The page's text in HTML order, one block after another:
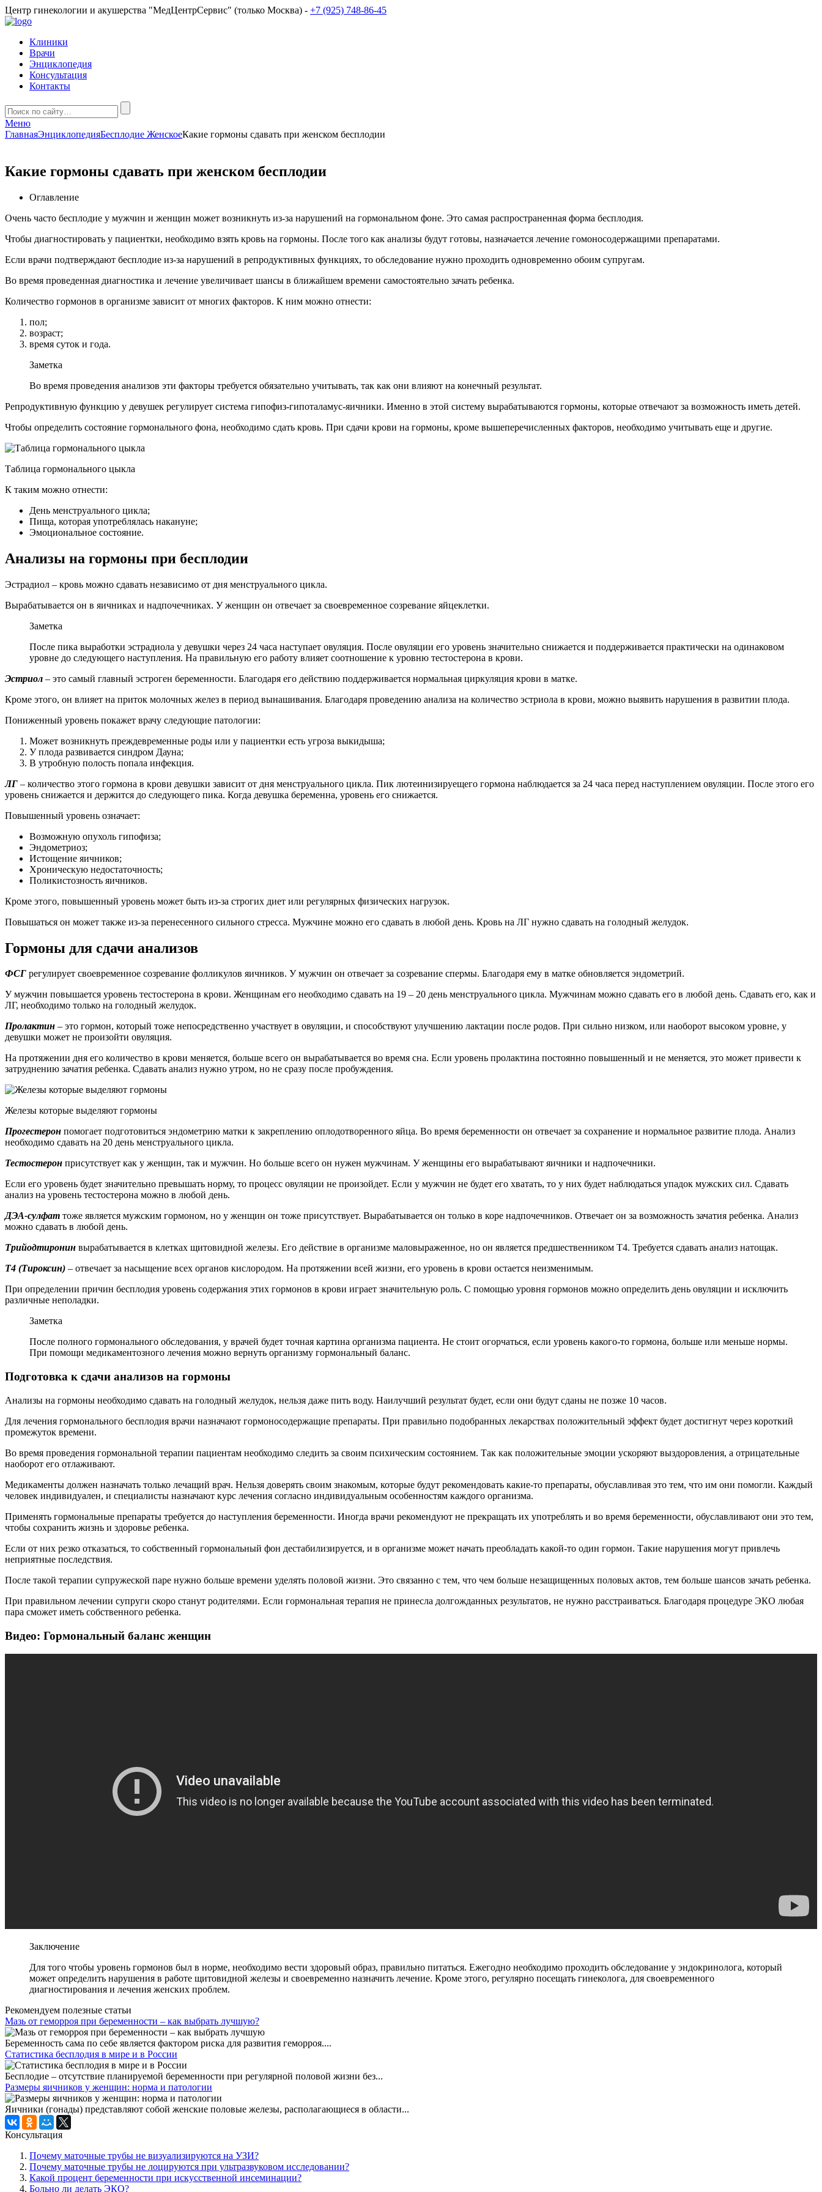
Центр гинекологии и акушерства "МедЦентрСервис" (только Москва) - +7 (925) 748-86-45
Клиники
Врачи
Энциклопедия
Консультация
Контакты
Меню
ГлавнаяЭнциклопедияБесплодие ЖенскоеКакие гормоны сдавать при женском бесплодии
Какие гормоны сдавать при женском бесплодии
Оглавление
Очень часто бесплодие у мужчин и женщин может возникнуть из-за нарушений на гормональном фоне. Это самая распространенная форма бесплодия.
Чтобы диагностировать у пациентки, необходимо взять кровь на гормоны. После того как анализы будут готовы, назначается лечение гомоносодержащими препаратами.
Если врачи подтверждают бесплодие из-за нарушений в репродуктивных функциях, то обследование нужно проходить одновременно обоим супругам.
Во время проведенная диагностика и лечение увеличивает шансы в ближайшем времени самостоятельно зачать ребенка.
Количество гормонов в организме зависит от многих факторов. К ним можно отнести:
пол;
возраст;
время суток и года.
Заметка
Во время проведения анализов эти факторы требуется обязательно учитывать, так как они влияют на конечный результат.
Репродуктивную функцию у девушек регулирует система гипофиз-гипоталамус-яичники. Именно в этой систему вырабатываются гормоны, которые отвечают за возможность иметь детей.
Чтобы определить состояние гормонального фона, необходимо сдать кровь. При сдачи крови на гормоны, кроме вышеперечисленных факторов, необходимо учитывать еще и другие.
Таблица гормонального цыкла
К таким можно отнести:
День менструального цикла;
Пища, которая употреблялась накануне;
Эмоциональное состояние.
Анализы на гормоны при бесплодии
Эстрадиол – кровь можно сдавать независимо от дня менструального цикла.
Вырабатывается он в яичниках и надпочечниках. У женщин он отвечает за своевременное созревание яйцеклетки.
Заметка
После пика выработки эстрадиола у девушки через 24 часа наступает овуляция. После овуляции его уровень значительно снижается и поддерживается практически на одинаковом
уровне до следующего наступления. На правильную его работу влияет соотношение к уровню тестостерона в крови.
Эстриол – это самый главный эстроген беременности. Благодаря его действию поддерживается нормальная циркуляция крови в матке.
Кроме этого, он влияет на приток молочных желез в период вынашивания. Благодаря проведению анализа на количество эстриола в крови, можно выявить нарушения в развитии плода.
Пониженный уровень покажет врачу следующие патологии:
Может возникнуть преждевременные роды или у пациентки есть угроза выкидыша;
У плода развивается синдром Дауна;
В утробную полость попала инфекция.
ЛГ – количество этого гормона в крови девушки зависит от дня менструального цикла. Пик лютеинизируещего гормона наблюдается за 24 часа перед наступлением овуляции. После этого его
уровень снижается и держится до следующего пика. Когда девушка беременна, уровень его снижается.
Повышенный уровень означает:
Возможную опухоль гипофиза;
Эндометриоз;
Истощение яичников;
Хроническую недостаточность;
Поликистозность яичников.
Кроме этого, повышенный уровень может быть из-за строгих диет или регулярных физических нагрузок.
Повышаться он может также из-за перенесенного сильного стресса. Мужчине можно его сдавать в любой день. Кровь на ЛГ нужно сдавать на голодный желудок.
Гормоны для сдачи анализов
ФСГ регулирует своевременное созревание фолликулов яичников. У мужчин он отвечает за созревание спермы. Благодаря ему в матке обновляется эндометрий.
У мужчин повышается уровень тестостерона в крови. Женщинам его необходимо сдавать на 19 – 20 день менструального цикла. Мужчинам можно сдавать его в любой день. Сдавать его, как и
ЛГ, необходимо только на голодный желудок.
Пролактин – это гормон, который тоже непосредственно участвует в овуляции, и способствуют улучшению лактации после родов. При сильно низком, или наоборот высоком уровне, у
девушки может не произойти овуляция.
На протяжении дня его количество в крови меняется, больше всего он вырабатывается во время сна. Если уровень пролактина постоянно повышенный и не меняется, это может привести к
затруднению зачатия ребенка. Сдавать анализ нужно утром, но не сразу после пробуждения.
Железы которые выделяют гормоны
Прогестерон помогает подготовиться эндометрию матки к закреплению оплодотворенного яйца. Во время беременности он отвечает за сохранение и нормальное развитие плода. Анализ
необходимо сдавать на 20 день менструального цикла.
Тестостерон присутствует как у женщин, так и мужчин. Но больше всего он нужен мужчинам. У женщины его вырабатывают яичники и надпочечники.
Если его уровень будет значительно превышать норму, то процесс овуляции не произойдет. Если у мужчин не будет его хватать, то у них будет наблюдаться упадок мужских сил. Сдавать
анализ на уровень тестостерона можно в любой день.
ДЭА-сулфат тоже является мужским гормоном, но у женщин он тоже присутствует. Вырабатывается он только в коре надпочечников. Отвечает он за возможность зачатия ребенка. Анализ
можно сдавать в любой день.
Трийодтиронин вырабатывается в клетках щитовидной железы. Его действие в организме маловыраженное, но он является предшественником Т4. Требуется сдавать анализ натощак.
Т4 (Тироксин) – отвечает за насыщение всех органов кислородом. На протяжении всей жизни, его уровень в крови остается неизменимым.
При определении причин бесплодия уровень содержания этих гормонов в крови играет значительную роль. С помощью уровня гормонов можно определить день овуляции и исключить
различные неполадки.
Заметка
После полного гормонального обследования, у врачей будет точная картина организма пациента. Не стоит огорчаться, если уровень какого-то гормона, больше или меньше нормы.
При помощи медикаментозного лечения можно вернуть организму гормональный баланс.
Подготовка к сдачи анализов на гормоны
Анализы на гормоны необходимо сдавать на голодный желудок, нельзя даже пить воду. Наилучший результат будет, если они будут сданы не позже 10 часов.
Для лечения гормонального бесплодия врачи назначают гормоносодержащие препараты. При правильно подобранных лекарствах положительный эффект будет достигнут через короткий
промежуток времени.
Во время проведения гормональной терапии пациентам необходимо следить за своим психическим состоянием. Так как положительные эмоции ускоряют выздоровления, а отрицательные
наоборот его отлаживают.
Медикаменты должен назначать только лечащий врач. Нельзя доверять своим знакомым, которые будут рекомендовать какие-то препараты, обуславливая это тем, что им они помогли. Каждый
человек индивидуален, и специалисты назначают курс лечения согласно индивидуальным особенностям каждого организма.
Применять гормональные препараты требуется до наступления беременности. Иногда врачи рекомендуют не прекращать их употреблять и во время беременности, обуславливают они это тем,
чтобы сохранить жизнь и здоровье ребенка.
Если от них резко отказаться, то собственный гормональный фон дестабилизируется, и в организме может начать преобладать какой-то один гормон. Такие нарушения могут привлечь
неприятные последствия.
После такой терапии супружеской паре нужно больше времени уделять половой жизни. Это связанно с тем, что чем больше незащищенных половых актов, тем больше шансов зачать ребенка.
При правильном лечении супруги скоро станут родителями. Если гормональная терапия не принесла долгожданных результатов, не нужно расстраиваться. Благодаря процедуре ЭКО любая
пара сможет иметь собственного ребенка.
Видео: Гормональный баланс женщин
Заключение
Для того чтобы уровень гормонов был в норме, необходимо вести здоровый образ, правильно питаться. Ежегодно необходимо проходить обследование у эндокринолога, который
может определить нарушения в работе щитовидной железы и своевременно назначить лечение. Кроме этого, регулярно посещать гинеколога, для своевременного
диагностирования и лечения женских проблем.
Рекомендуем полезные статьи
Мазь от геморроя при беременности – как выбрать лучшую?
Беременность сама по себе является фактором риска для развития геморроя....
Статистика бесплодия в мире и в России
Бесплодие – отсутствие планируемой беременности при регулярной половой жизни без...
Размеры яичников у женщин: норма и патологии
Яичники (гонады) представляют собой женские половые железы, располагающиеся в области...
Консультация
Почему маточные трубы не визуализируются на УЗИ?
Почему маточные трубы не лоцируются при ультразвуковом исследовании?
Какой процент беременности при искусственной инсеминации?
Больно ли делать ЭКО?